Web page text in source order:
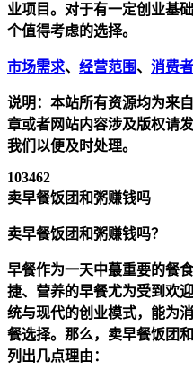
业项目。对于有一定创业基
个值得考虑的选择。
市场需求、 经营范围、 消费者
说明：本站所有资源均为来
章或者网站内容涉及版权请发
我们以便及时处理。
103462
卖早餐饭团和粥赚钱吗
卖早餐饭团和粥赚钱吗？
早餐作为一天中蕞重要的餐
捷、营养的早餐尤为受到欢
统与现代的创业模式，能为
餐选择。那么，卖早餐饭团
列出几点理由：